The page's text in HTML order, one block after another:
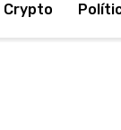
Crypto